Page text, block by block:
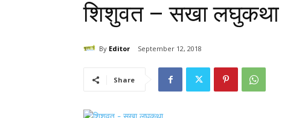
शिशुवत – सखा लघुकथा
By Editor September 12, 2018
Share